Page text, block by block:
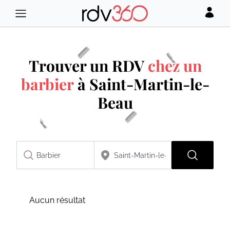
Trouver un RDVchez un
barbierà Saint-Martin-le-
Beau
Aucun résultat